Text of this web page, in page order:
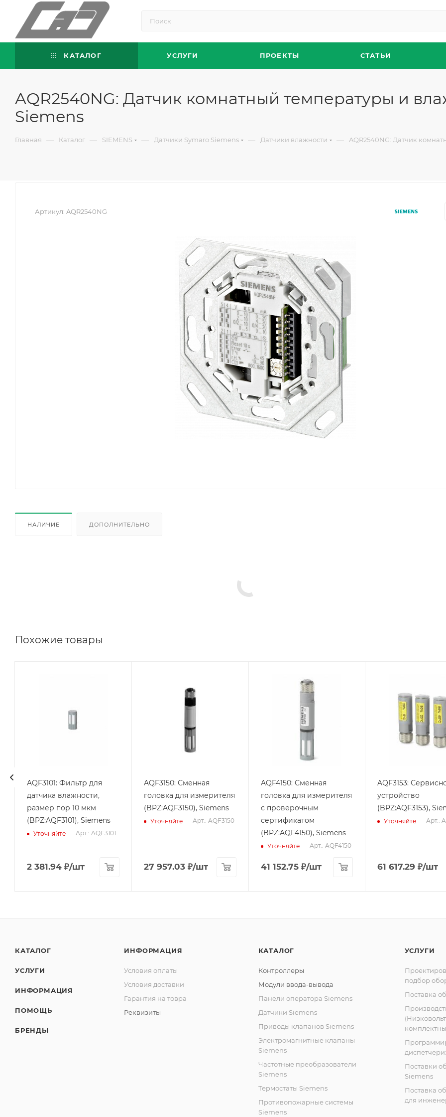
КАТАЛОГ УСЛУГИ ПРОЕКТЫ СТАТЬИ
AQR2540NG: Датчик комнатный температуры и
Siemens
Главная — Каталог — SIEMENS — Датчики Symaro Siemens — Датчики влажности — AQR2540NG: Датчик
Артикул: AQR2540NG
НАЛИЧИЕ ДОПОЛНИТЕЛЬНО
Похожие товары
AQF3101: Фильтр для
датчика влажности,
размер пор 10 мкм
(BPZ:AQF3101), Siemens
Уточняйте Арт.: AQF3101
2 381.94 ₽/шт
AQF3150: Сменная
головка для измерителя
(BPZ:AQF3150), Siemens
Уточняйте Арт.: AQF3150
27 957.03₽/шт
AQF4150: Сменная
головка для измерителя
с проверочным
сертификатом
(BPZ:AQF4150), Siemens
Уточняйте Арт.: AQF4150
41 152.75₽/шт
AQF3153:
устройство
(BPZ:AQF3153),
Уточняйте Арт.:
61 617.29 ₽/шт
КАТАЛОГ
УСЛУГИ
ИНФОРМАЦИЯ
ПОМОЩЬ
БРЕНДЫ
ИНФОРМАЦИЯ
Условия оплаты
Условия доставки
Гарантия на товра
Реквизиты
КАТАЛОГ
Контроллеры
Модули ввода-вывода
Панели оператора Siemens
Датчики Siemens
Приводы клапанов Siemens
Электромагнитные клапаны
Siemens
Частотные преобразователи
Siemens
Термостаты Siemens
Противопожарные системы
Siemens
УСЛУГИ
подбор
Поставка
Поставки
Siemens
Поставка
для